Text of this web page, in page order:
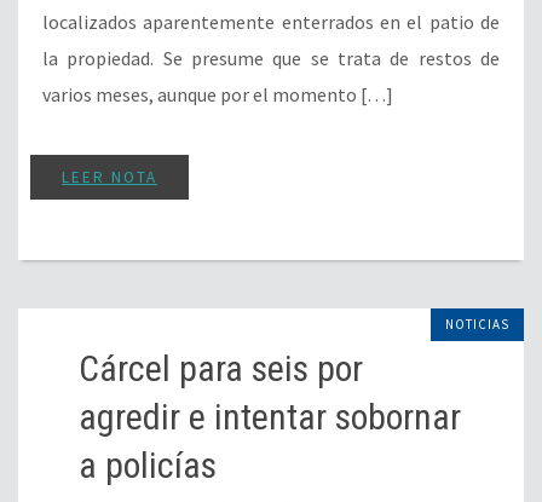
localizados aparentemente enterrados en el patio de
la propiedad. Se presume que se trata de restos de
varios meses, aunque por el momento […]
LEER NOTA
NOTICIAS
Cárcel para seis por
agredir e intentar sobornar
a policías